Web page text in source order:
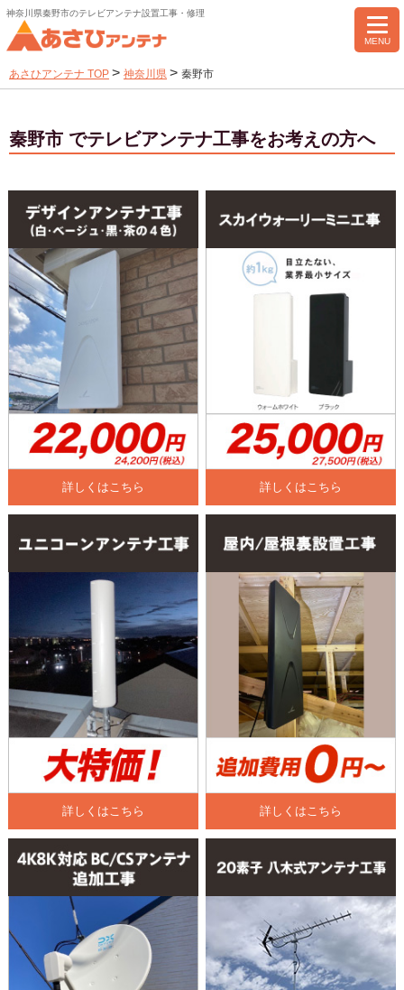
神奈川県秦野市のテレビアンテナ設置工事・修理
MENU
あさひアンテナ TOP > 神奈川県 > 秦野市
秦野市 でテレビアンテナ工事をお考えの方へ
詳しくはこちら 詳しくはこちら
詳しくはこちら 詳しくはこちら